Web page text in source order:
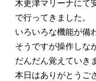
木更津マリーナにて
で行ってきました。
いろいろな機能が備
そうですが操作しな
だんだん覚えていき
本日はありがとうご